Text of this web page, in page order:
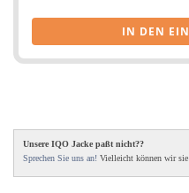
IN DEN
Unsere IQO Jacke paßt nicht??
Sprechen Sie uns an! Vielleicht können wir